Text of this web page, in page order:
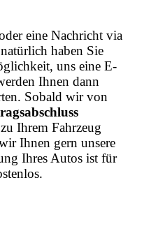
eine Nachricht via
haben Sie
uns eine E-
Ihnen dann
Sobald wir von
Ihrem Fahrzeug
Ihnen gern unsere
Ihres Autos ist für